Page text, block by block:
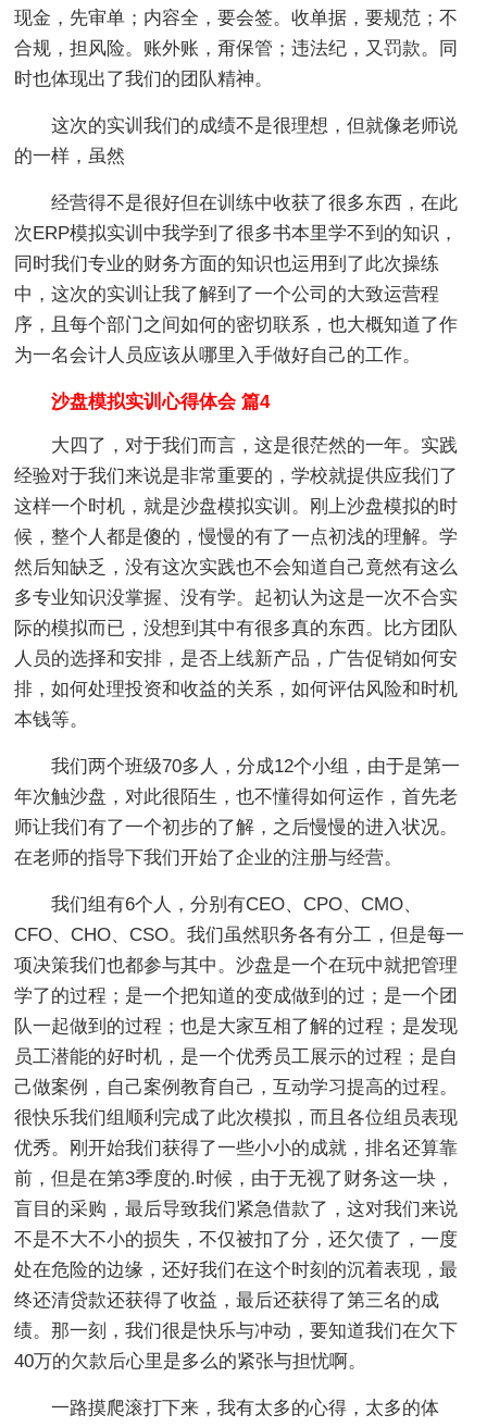
现金，先审单；内容全，要会签。收单据，要规范；不
合规，担风险。账外账，甭保管；违法纪，又罚款。同
时也体现出了我们的团队精神。
这次的实训我们的成绩不是很理想，但就像老师说
的一样，虽然
经营得不是很好但在训练中收获了很多东西，在此
次ERP模拟实训中我学到了很多书本里学不到的知识，
同时我们专业的财务方面的知识也运用到了此次操练
中，这次的实训让我了解到了一个公司的大致运营程
序，且每个部门之间如何的密切联系，也大概知道了作
为一名会计人员应该从哪里入手做好自己的工作。
沙盘模拟实训心得体会 篇4
大四了，对于我们而言，这是很茫然的一年。实践
经验对于我们来说是非常重要的，学校就提供应我们了
这样一个时机，就是沙盘模拟实训。刚上沙盘模拟的时
候，整个人都是傻的，慢慢的有了一点初浅的理解。学
然后知缺乏，没有这次实践也不会知道自己竟然有这么
多专业知识没掌握、没有学。起初认为这是一次不合实
际的模拟而已，没想到其中有很多真的东西。比方团队
人员的选择和安排，是否上线新产品，广告促销如何安
排，如何处理投资和收益的关系，如何评估风险和时机
本钱等。
我们两个班级70多人，分成12个小组，由于是第一
年次触沙盘，对此很陌生，也不懂得如何运作，首先老
师让我们有了一个初步的了解，之后慢慢的进入状况。
在老师的指导下我们开始了企业的注册与经营。
我们组有6个人，分别有CEO、CPO、CMO、
CFO、CHO、CSO。我们虽然职务各有分工，但是每一
项决策我们也都参与其中。沙盘是一个在玩中就把管理
学了的过程；是一个把知道的变成做到的过；是一个团
队一起做到的过程；也是大家互相了解的过程；是发现
员工潜能的好时机，是一个优秀员工展示的过程；是自
己做案例，自己案例教育自己，互动学习提高的过程。
很快乐我们组顺利完成了此次模拟，而且各位组员表现
优秀。刚开始我们获得了一些小小的成就，排名还算靠
前，但是在第3季度的.时候，由于无视了财务这一块，
盲目的采购，最后导致我们紧急借款了，这对我们来说
不是不大不小的损失，不仅被扣了分，还欠债了，一度
处在危险的边缘，还好我们在这个时刻的沉着表现，最
终还清贷款还获得了收益，最后还获得了第三名的成
绩。那一刻，我们很是快乐与冲动，要知道我们在欠下
40万的欠款后心里是多么的紧张与担忧啊。
一路摸爬滚打下来，我有太多的心得，太多的体